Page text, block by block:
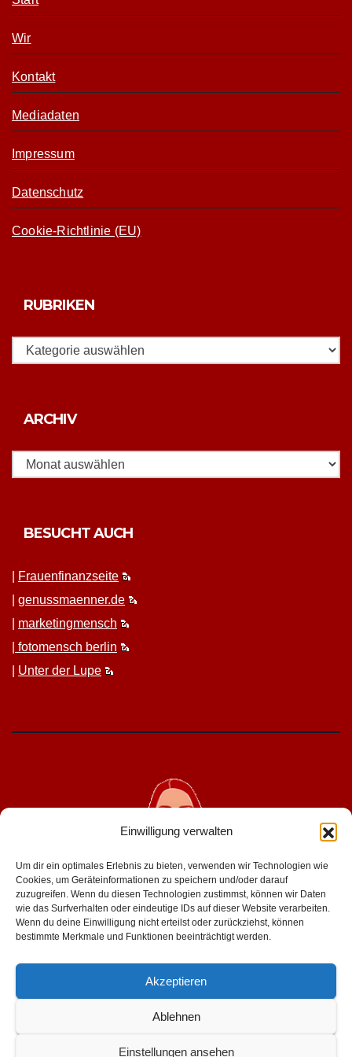
Einwilligung verwalten
Um dir ein optimales Erlebnis zu bieten, verwenden wir Technologien wie
Cookies, um Geräteinformationen zu speichern und/oder darauf
zuzugreifen. Wenn du diesen Technologien zustimmst, können wir Daten
wie das Surfverhalten oder eindeutige IDs auf dieser Website verarbeiten.
Wenn du deine Einwilligung nicht erteilst oder zurückziehst, können
bestimmte Merkmale und Funktionen beeinträchtigt werden.
Akzeptieren
Ablehnen
Einstellungen ansehen
Wir
Kontakt
Mediadaten
Impressum
Datenschutz
Cookie-Richtlinie (EU)
RUBRIKEN
Rubriken
ARCHIV
BESUCHT AUCH
Frauen­fi­nanz­seite
genussmaenner.de
mar­ket­ing­men­sch
fotomen­sch berlin
Unter der Lupe
geniesserinnen.de